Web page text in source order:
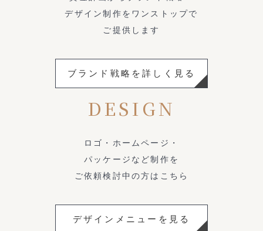
デザイン制作をワンストップで
ご提供します
ブランド戦略を詳しく見る
DESIGN
ロゴ・ホームページ・
パッケージなど制作を
ご依頼検討中の方はこちら
デザインメニューを見る